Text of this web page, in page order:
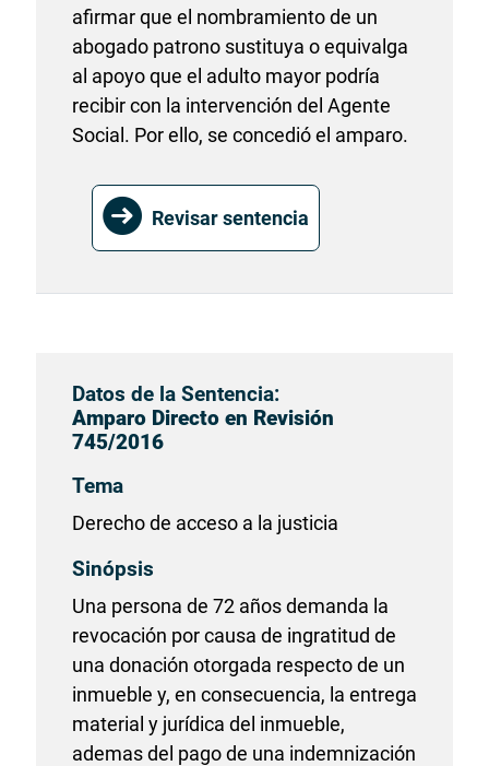
afirmar que el nombramiento de un
abogado patrono sustituya o equivalga
al apoyo que el adulto mayor podría
recibir con la intervención del Agente
Social. Por ello, se concedió el amparo.
Revisar sentencia
Datos de la Sentencia:
Amparo Directo en Revisión
745/2016
Tema
Derecho de acceso a la justicia
Sinópsis
Una persona de 72 años demanda la
revocación por causa de ingratitud de
una donación otorgada respecto de un
inmueble y, en consecuencia, la entrega
material y jurídica del inmueble,
ademas del pago de una indemnización